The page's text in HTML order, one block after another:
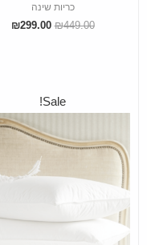
כריות שינה
₪449.00
₪299.00
Sale!